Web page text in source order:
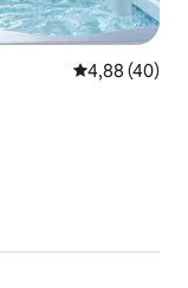
Priemerné
4,88 (40)